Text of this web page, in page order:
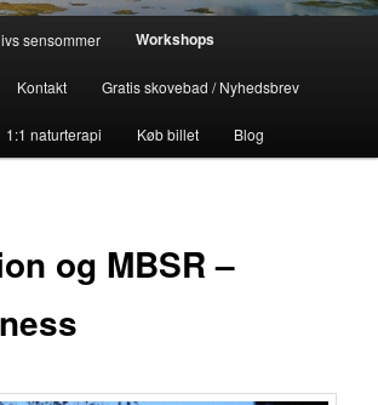
sensommer Workshops
Kontakt Gratis skovebad / Nyhedsbrev
1:1 naturterapi Køb billet Blog
og MBSR –